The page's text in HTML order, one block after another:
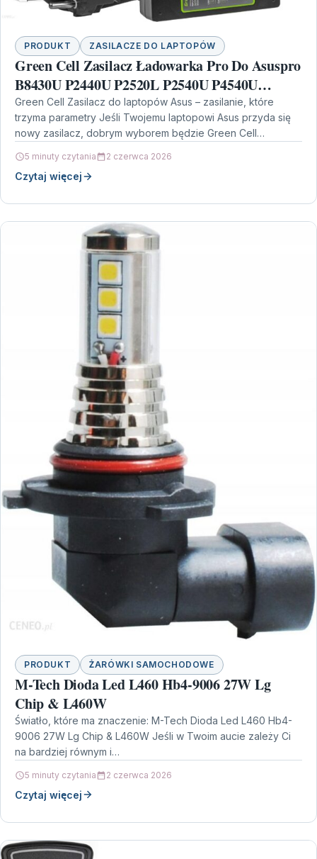
PRODUKT ZASILACZE DO LAPTOPÓW
Green Cell Zasilacz Ładowarka Pro Do Asuspro
B8430U P2440U P2520L P2540U P4540U
P5430U Asus Zenbook Ux51Vz , 19V 4.74A 90W
(Ad105P)
Green Cell Zasilacz do laptopów Asus – zasilanie, które
trzyma parametry Jeśli Twojemu laptopowi Asus przyda się
nowy zasilacz, dobrym wyborem będzie Green Cell…
5 minuty czytania 2 czerwca 2026
Czytaj więcej
PRODUKT ŻARÓWKI SAMOCHODOWE
M-Tech Dioda Led L460 Hb4-9006 27W Lg
Chip & L460W
Światło, które ma znaczenie: M-Tech Dioda Led L460 Hb4-
9006 27W Lg Chip & L460W Jeśli w Twoim aucie zależy Ci
na bardziej równym i…
5 minuty czytania 2 czerwca 2026
Czytaj więcej